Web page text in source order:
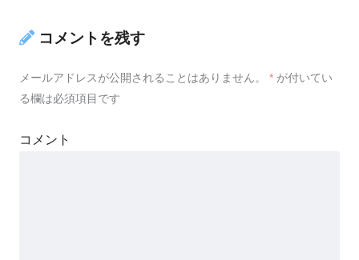
コメントを残す
メールアドレスが公開されることはありません。 * が付いてい
る欄は必須項目です
コメント